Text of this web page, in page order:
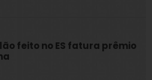
feito no ES fatura prêmio